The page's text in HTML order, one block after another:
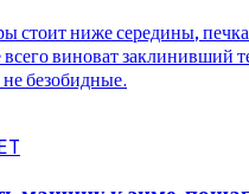
стоит ниже середины, печка
виноват заклинивший
не безобидные.